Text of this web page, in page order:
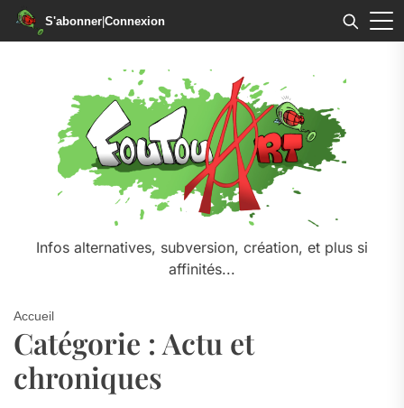
S'abonner|Connexion
Infos alternatives, subversion, création, et plus si
affinités...
Accueil
Catégorie : Actu et
chroniques